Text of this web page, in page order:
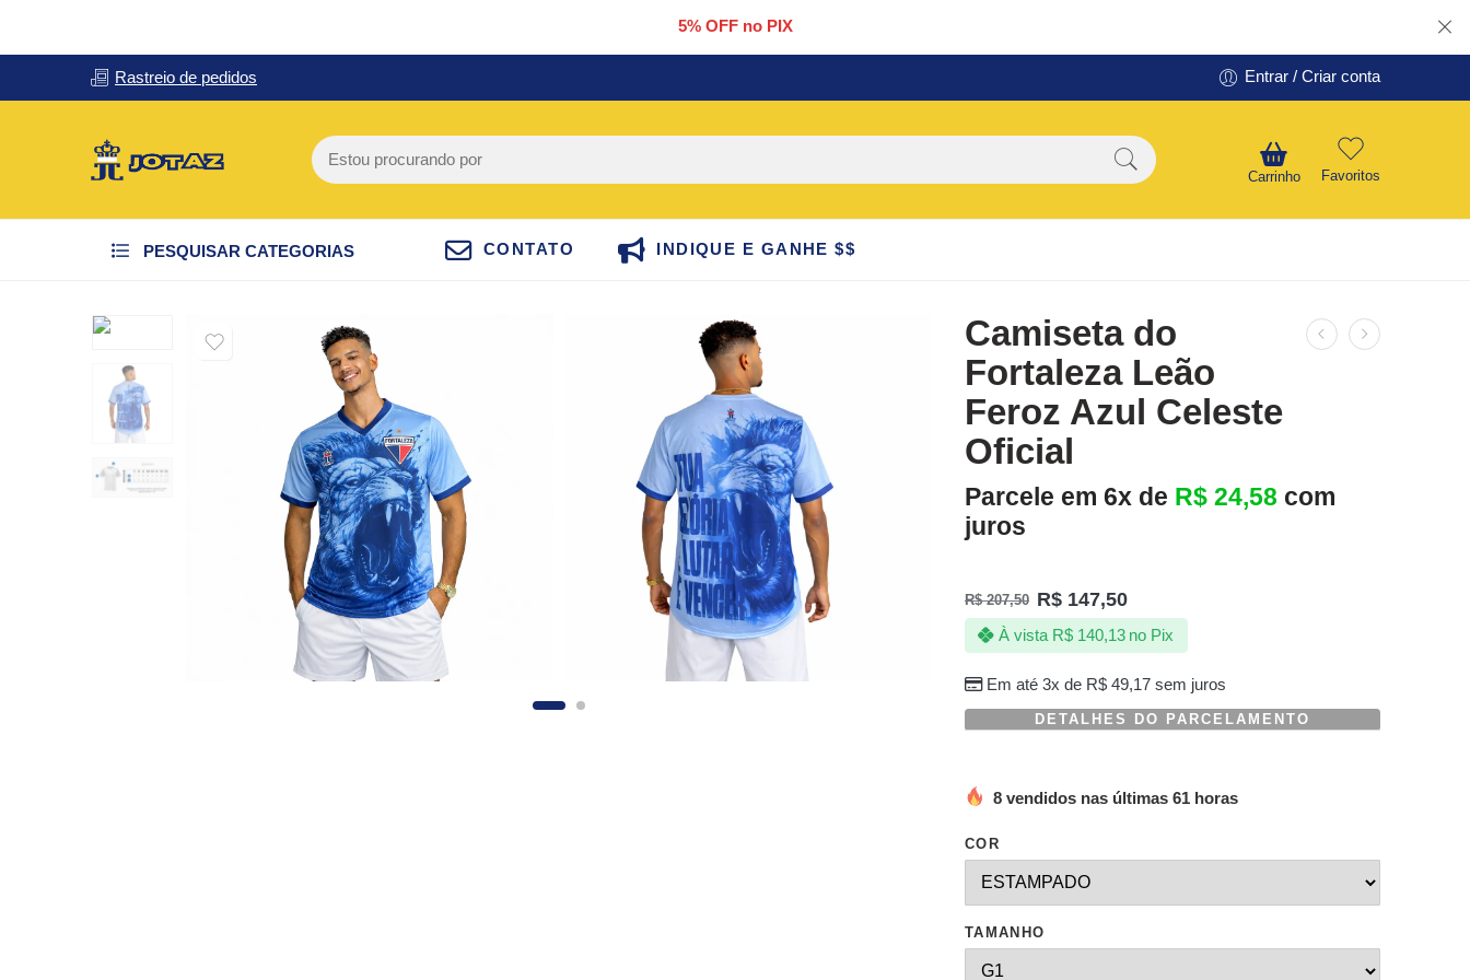
5% OFF no PIX
Rastreio de pedidos Entrar / Criar conta
Carrinho Favoritos
PESQUISAR CATEGORIAS CONTATO INDIQUE E GANHE $$
Camiseta do
Fortaleza Leão
Feroz Azul Celeste
Oficial
Parcele em 6x de R$ 24,58 com
juros
R$207,50 R$ 147,50
Em até 3x de R$49,17sem juros
À vista R$140,13 no Pix
DETALHES DO PARCELAMENTO
8 vendidos nas últimas 61 horas
COR
TAMANHO